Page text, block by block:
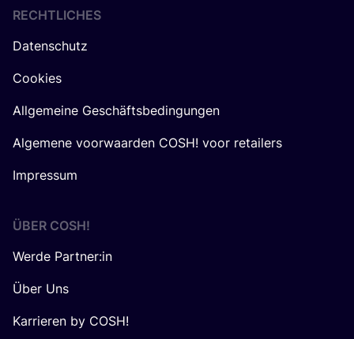
RECHTLICHES
Datenschutz
Cookies
Allgemeine Geschäftsbedingungen
Algemene voorwaarden COSH! voor retailers
Impressum
ÜBER COSH!
Werde Partner:in
Über Uns
Karrieren by COSH!